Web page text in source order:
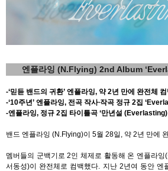
엔플라잉 (N.Flying) 2nd Album
-‘믿듣 밴드의 귀환’ 엔플라잉, 약2년 만에 완전체 컴
-‘10주년’ 엔플라잉, 전곡 작사∙작곡 정규 2집
-엔플라잉, 정규 2집 타이틀곡 ‘만년설 (Everlasting)
밴드 엔플라잉 (N.Flying)이 5월 28일 , 약 2년 만에
멤버들의 군백기로 2인 체제로 활동해 온 엔플라잉(
서동성)이 완전체로 컴백했다. 지난2년여 동안 엔